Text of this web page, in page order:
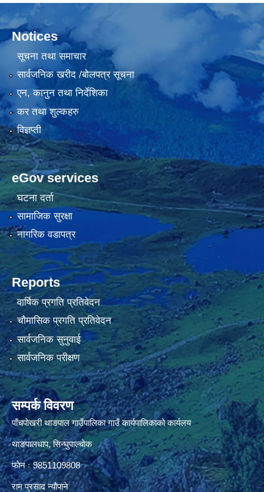
Notices
सूचना तथा समाचार
सार्वजनिक खरीद /बोलपत्र सूचना
एन, कानुन तथा निर्देशिका
कर तथा शुल्कहरु
विज्ञप्ती
eGov services
घटना दर्ता
सामाजिक सुरक्षा
नागरिक वडापत्र
Reports
वार्षिक प्रगति प्रतिवेदन
चौमासिक प्रगति प्रतिवेदन
सार्वजनिक सुनुवाई
सार्वजनिक परीक्षण
सम्पर्क विवरण
पाँचपाेखरी थाङपाल गाउँपालिका गाउँ कार्यपालिकाको कार्यलय
थाङपालधाप, सिन्घुपाल्चाेक
फाेन ः 9851109808
राम प्रसाद न्याैपाने